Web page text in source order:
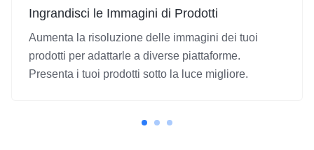
Ingrandisci le Immagini di Prodotti
Aumenta la risoluzione delle immagini dei tuoi
prodotti per adattarle a diverse piattaforme.
Presenta i tuoi prodotti sotto la luce migliore.